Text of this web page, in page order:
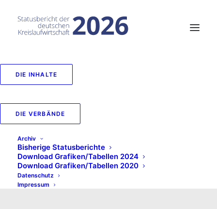
DIE INHALTE
DIE VERBÄNDE
Archiv
Bisherige Statusberichte
Download Grafiken/Tabellen 2024
Download Grafiken/Tabellen 2020
Datenschutz
Impressum